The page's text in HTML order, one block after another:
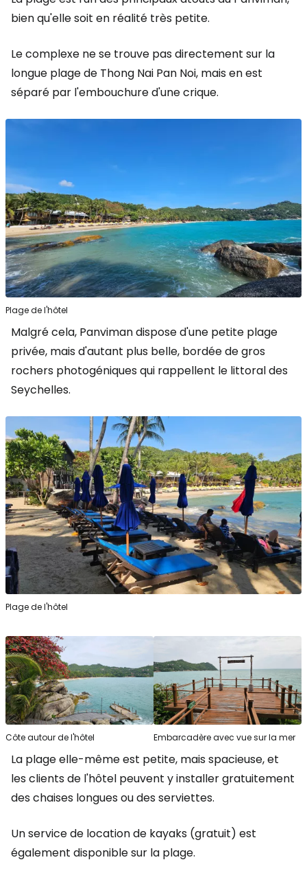
bien qu'elle soit en réalité très petite.
Le complexe ne se trouve pas directement sur la
longue plage de Thong Nai Pan Noi, mais en est
séparé par l'embouchure d'une crique.
Plage de l'hôtel
Malgré cela, Panviman dispose d'une petite plage
privée, mais d'autant plus belle, bordée de gros
rochers photogéniques qui rappellent le littoral des
Seychelles.
Plage de l'hôtel
Côte autour de l'hôtel Embarcadère avec vue sur la mer
La plage elle-même est petite, mais spacieuse, et
les clients de l'hôtel peuvent y installer gratuitement
des chaises longues ou des serviettes.
Un service de location de kayaks (gratuit) est
également disponible sur la plage.